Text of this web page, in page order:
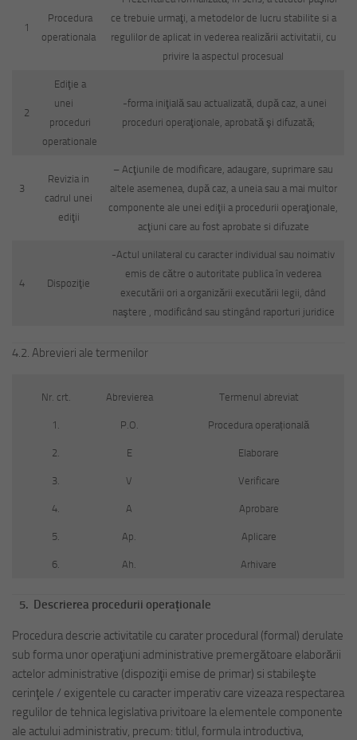
1
Procedura
operationala
ce trebuie urmaţi, a metodelor de lucru stabilite si a
regulilor de aplicat in vederea realizării activitatii, cu
privire la aspectul procesual
2
Ediţie a
unei
proceduri
operationale
-forma iniţială sau actualizată, după caz, a unei
proceduri operaţionale, aprobată şi difuzată;
3
Revizia in
cadrul unei
ediţii
– Acţiunile de modificare, adaugare, suprimare sau
altele asemenea, după caz, a uneia sau a mai multor
componente ale unei ediţii a procedurii operaţionale,
acţiuni care au fost aprobate si difuzate
4 Dispoziţie
-Actul unilateral cu caracter individual sau noimativ
emis de către o autoritate publica în vederea
executării ori a organizării executării legii, dând
naştere , modificând sau stingând raporturi juridice
4.2. Abrevieri ale termenilor
Nr. crt. Abrevierea Termenul abreviat
1. P.O. Procedura operațională
2. E Elaborare
3. V Verificare
4. A Aprobare
5. Ap. Aplicare
6. Ah. Arhivare
5. Descrierea procedurii operaționale
Procedura descrie activitatile cu carater procedural (formal) derulate
sub forma unor operaţiuni administrative premergătoare elaborării
actelor administrative (dispoziţii emise de primar) si stabileşte
cerinţele / exigentele cu caracter imperativ care vizeaza respectarea
regulilor de tehnica legislativa privitoare la elementele componente
ale actului administrativ, precum: titlul, formula introductiva,